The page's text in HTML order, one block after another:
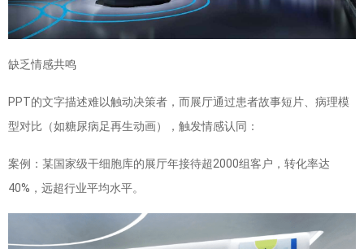
缺乏情感共鸣
PPT的文字描述难以触动决策者，而展厅通过患者故事短片、病理模
型对比（如糖尿病足再生动画），触发情感认同：
案例：某国家级干细胞库的展厅年接待超2000组客户，转化率达
40%，远超行业平均水平。